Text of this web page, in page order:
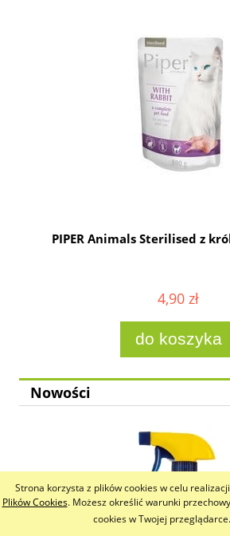
Strona korzysta z plików cookies w celu
Plików Cookies. Możesz określić warunki
cookies w Twojej przeglądarce.
PIPER Animals Sterilised z
4,90 zł
do koszyka
Nowości